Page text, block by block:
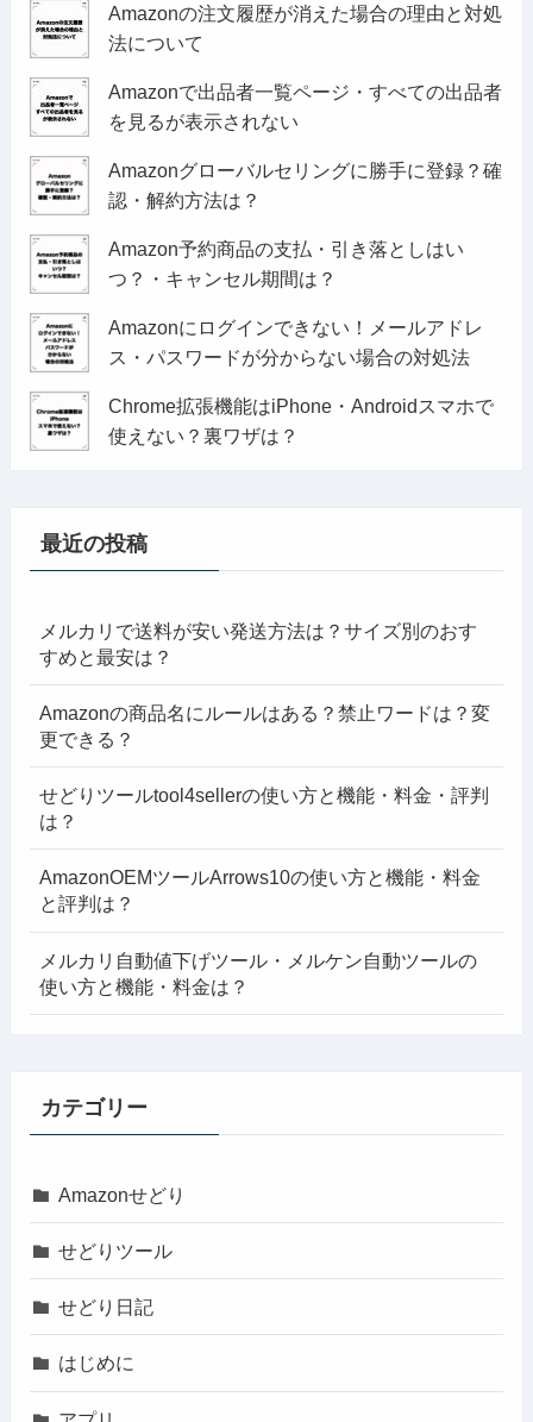
Amazonの注文履歴が消えた場合の理由と対処
法について
Amazonで出品者一覧ページ・すべての出品者
を見るが表示されない
Amazonグローバルセリングに勝手に登録？確
認・解約方法は？
Amazon予約商品の支払・引き落としはい
つ？・キャンセル期間は？
Amazonにログインできない！メールアドレ
ス・パスワードが分からない場合の対処法
Chrome拡張機能はiPhone・Androidスマホで
使えない？裏ワザは？
最近の投稿
メルカリで送料が安い発送方法は？サイズ別のおす
すめと最安は？
Amazonの商品名にルールはある？禁止ワードは？変
更できる？
せどりツールtool4sellerの使い方と機能・料金・評判
は？
AmazonOEMツールArrows10の使い方と機能・料金
と評判は？
メルカリ自動値下げツール・メルケン自動ツールの
使い方と機能・料金は？
カテゴリー
Amazonせどり
せどりツール
せどり日記
はじめに